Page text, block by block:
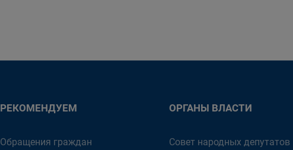
РЕКОМЕНДУЕМ
Обращения граждан
ОРГАНЫ ВЛАСТИ
Совет народных депутатов